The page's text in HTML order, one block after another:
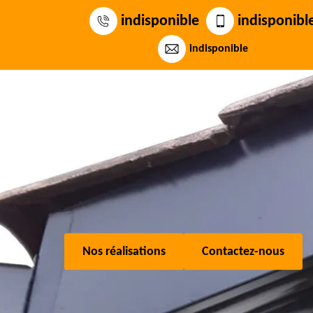
indisponible
indisponible
Nos réalisations Contactez-nous